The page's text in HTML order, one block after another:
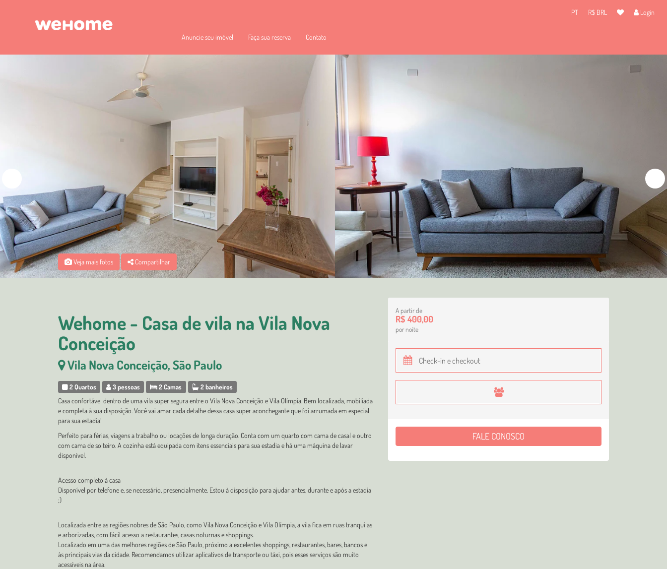
PT R$ BRL Login
Anuncie seu imóvel Faça sua reserva Contato
Veja mais fotos Compartilhar
Wehome - Casa de vila na Vila Nova
Conceição
Vila Nova Conceição, São Paulo
2 Quartos 3 pessoas 2 Camas
2 banheiros
Casa confortável dentro de uma vila super segura entre o Vila Nova Conceição e Vila Olímpia. Bem localizada, mobiliada
e completa à sua disposição. Você vai amar cada detalhe dessa casa super aconchegante que foi arrumada em especial
para sua estadia!
Perfeito para férias, viagens a trabalho ou locações de longa duração. Conta com um quarto com cama de casal e outro
com cama de solteiro. A cozinha está equipada com itens essenciais para sua estadia e há uma máquina de lavar
disponível.
Acesso completo à casa
Disponível por telefone e, se necessário, presencialmente. Estou à disposição para ajudar antes, durante e após a estadia
;)
Localizada entre as regiões nobres de São Paulo, como Vila Nova Conceição e Vila Olímpia, a vila fica em ruas tranquilas
e arborizadas, com fácil acesso a restaurantes, casas noturnas e shoppings.
Localizado em uma das melhores regiões de São Paulo, próximo a excelentes shoppings, restaurantes, bares, bancos e
às principais vias da cidade. Recomendamos utilizar aplicativos de transporte ou táxi, pois esses serviços são muito
acessíveis na área.
A partir de
R$ 400,00
por noite
FALE CONOSCO